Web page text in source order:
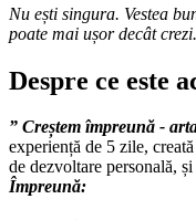
Nu ești singura. Vestea
poate mai ușor decât crezi.
Despre ce este
” Creștem împreună -
experiență de 5 zile,
de dezvoltare personală,
Împreună: